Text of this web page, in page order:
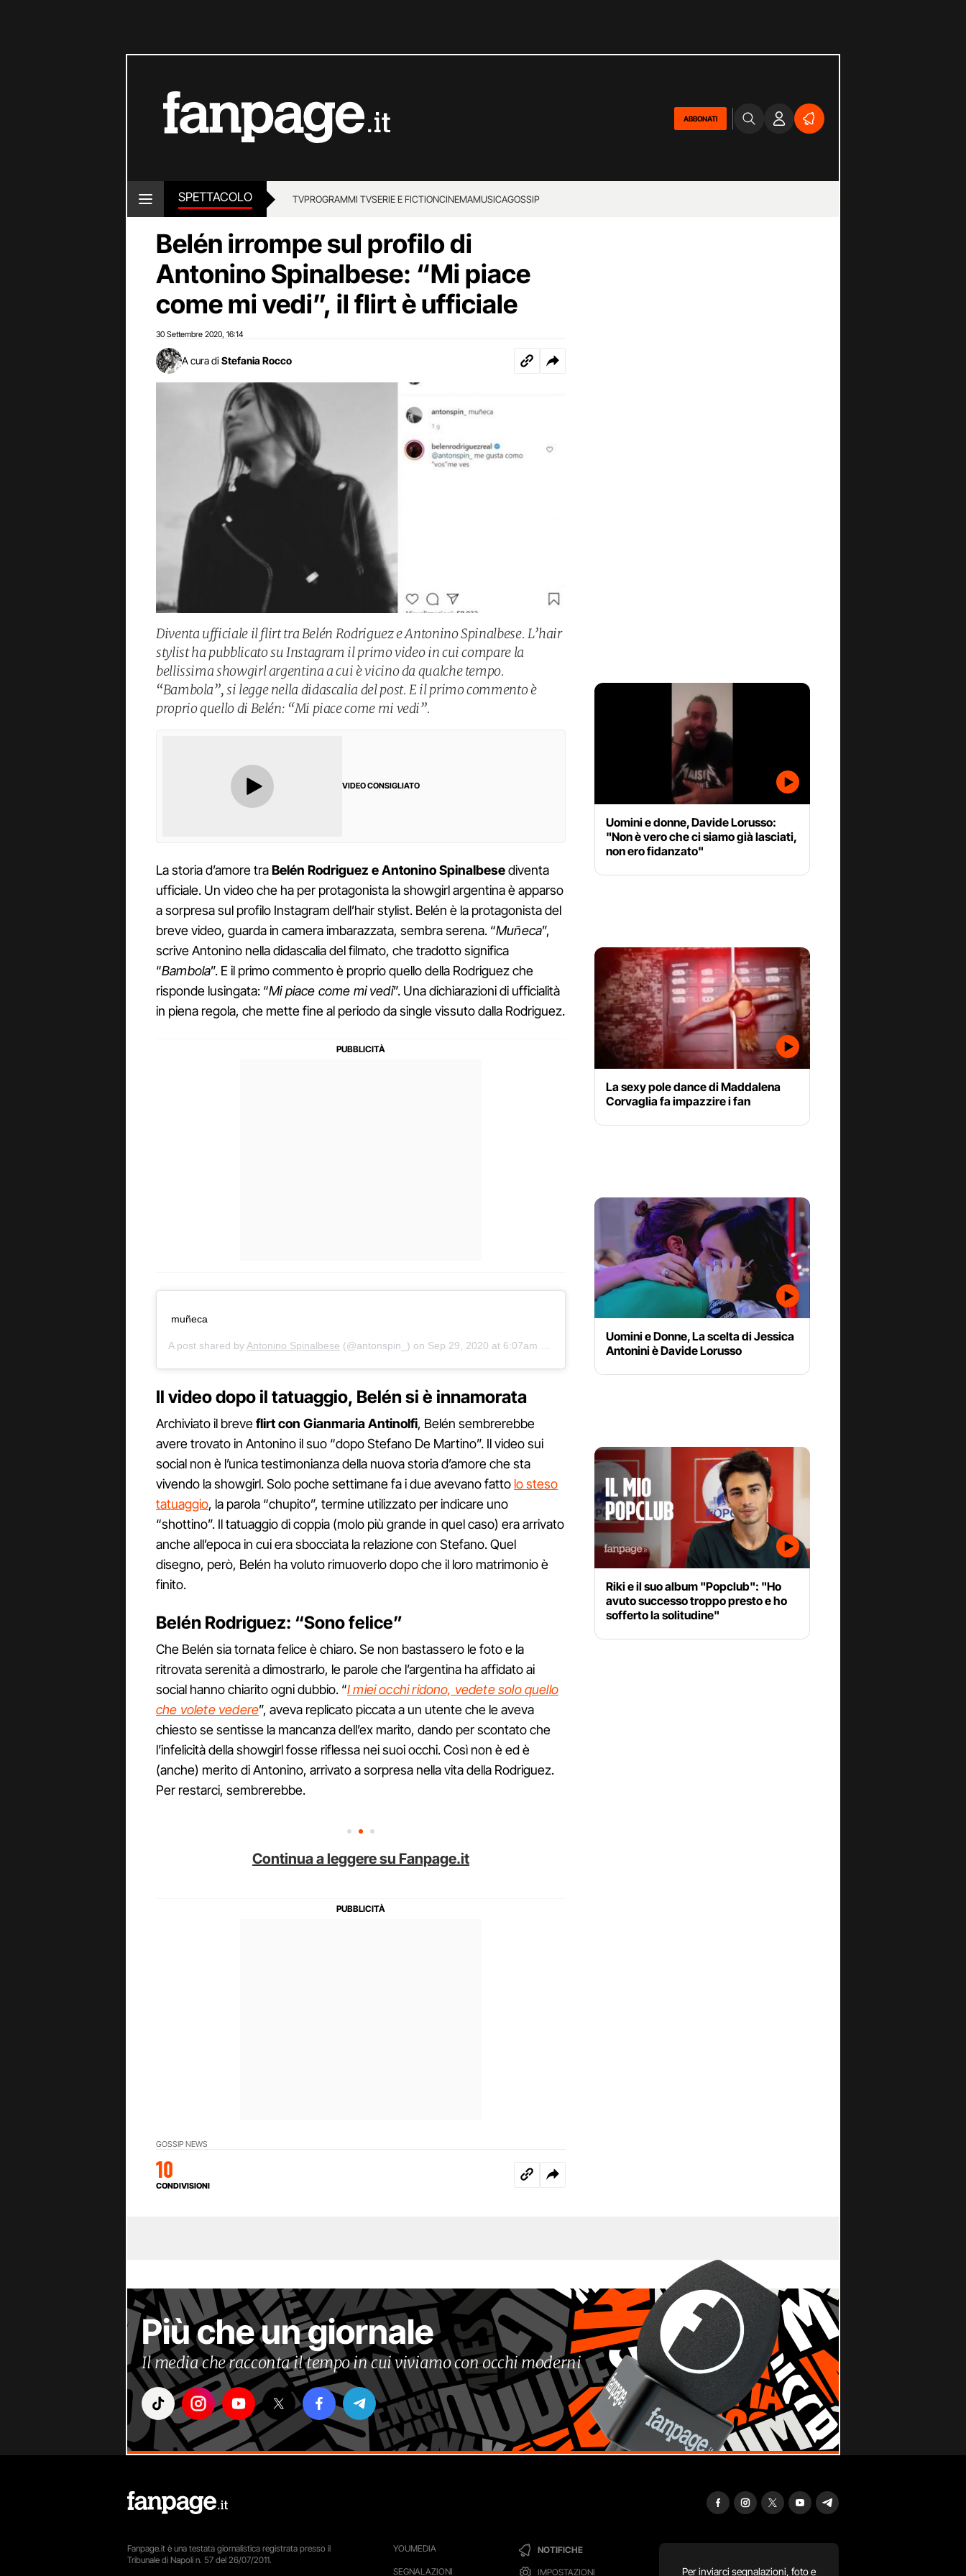
ABBONATI
SPETTACOLO TVPROGRAMMI TVSERIE E FICTIONCINEMAMUSICAGOSSIP
Belén irrompe sul profilo di
Antonino Spinalbese: “Mi piace
come mi vedi”, il flirt è ufficiale
30 Settembre 2020 16:14
A cura di Stefania Rocco
Diventa ufficiale il flirt tra Belén Rodriguez e Antonino Spinalbese. L’hair
stylist ha pubblicato su Instagram il primo video in cui compare la
bellissima showgirl argentina a cui è vicino da qualche tempo.
“Bambola”, si legge nella didascalia del post. E il primo commento è
proprio quello di Belén: “Mi piace come mi vedi”.
VIDEO CONSIGLIATO
La storia d’amore traBelén Rodriguez e Antonino Spinalbesediventa
ufficiale. Un video che ha per protagonista la showgirl argentina è apparso
a sorpresa sul profilo Instagram dell’hair stylist. Belén è la protagonista del
breve video, guarda in camera imbarazzata, sembra serena. “Muñeca”,
scrive Antonino nella didascalia del filmato, che tradotto significa
“Bambola”. E il primo commento è proprio quello della Rodriguez che
risponde lusingata: “Mi piace come mi vedi”. Una dichiarazioni di ufficialità
in piena regola, che mette fine al periodo da single vissuto dalla Rodriguez.
muñeca
A post shared byAntonino Spinalbese (@antonspin_) on Sep 29, 2020 at 6:07am PDT
Il video dopo il tatuaggio, Belén si è innamorata
Archiviato il breveflirt con Gianmaria Antinolfi, Belén sembrerebbe
avere trovato in Antonino il suo “dopo Stefano De Martino”. Il video sui
social non è l’unica testimonianza della nuova storia d’amore che sta
vivendo la showgirl. Solo poche settimane fa i due avevano fatto lo steso
tatuaggio, la parola “chupito”, termine utilizzato per indicare uno
“shottino”. Il tatuaggio di coppia (molo più grande in quel caso) era arrivato
anche all’epoca in cui era sbocciata la relazione con Stefano. Quel
disegno, però, Belén ha voluto rimuoverlo dopo che il loro matrimonio è
finito.
Belén Rodriguez: “Sono felice”
Che Belén sia tornata felice è chiaro. Se non bastassero le foto e la
ritrovata serenità a dimostrarlo, le parole che l’argentina ha affidato ai
social hanno chiarito ogni dubbio. “I miei occhi ridono, vedete solo quello
che volete vedere”, aveva replicato piccata a un utente che le aveva
chiesto se sentisse la mancanza dell’ex marito, dando per scontato che
l’infelicità della showgirl fosse riflessa nei suoi occhi. Così non è ed è
(anche) merito di Antonino, arrivato a sorpresa nella vita della Rodriguez.
Per restarci, sembrerebbe.
Continua a leggere su Fanpage.it
GOSSIP NEWS
10
CONDIVISIONI
Uomini e donne, Davide Lorusso:
"Non è vero che ci siamo già lasciati,
non ero fidanzato"
La sexy pole dance di Maddalena
Corvaglia fa impazzire i fan
Uomini e Donne, La scelta di Jessica
Antonini è Davide Lorusso
Riki e il suo album "Popclub": "Ho
avuto successo troppo presto e ho
sofferto la solitudine"
Più che un giornale
Il media che racconta il tempo in cui viviamo con occhi moderni
YOUMEDIA
SEGNALAZIONI
NOTIFICHE
IMPOSTAZIONI Per inviarci segnalazioni, foto e
Fanpage.it è una testata giornalistica registrata presso il
Tribunale di Napoli n. 57 del 26/07/2011.